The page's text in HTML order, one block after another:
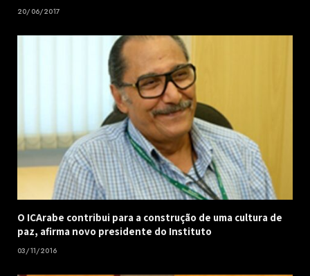
20/06/2017
O ICArabe contribui para a construção de uma cultura de
paz, afirma novo presidente do Instituto
03/11/2016